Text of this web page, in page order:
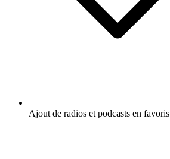
Ajout de radios et podcasts en favoris